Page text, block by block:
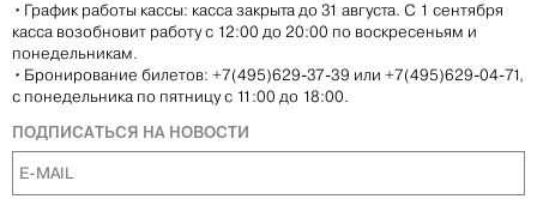
• График работы кассы: касса закрыта до 31 августа. С 1 сентября
касса возобновит работу с 12:00 до 20:00 по воскресеньям и
понедельникам.
• Бронирование билетов: +7(495)629-37-39 или +7(495)629-04-71,
с понедельника по пятницу с 11:00 до 18:00.
ПОДПИСАТЬСЯ НА НОВОСТИ